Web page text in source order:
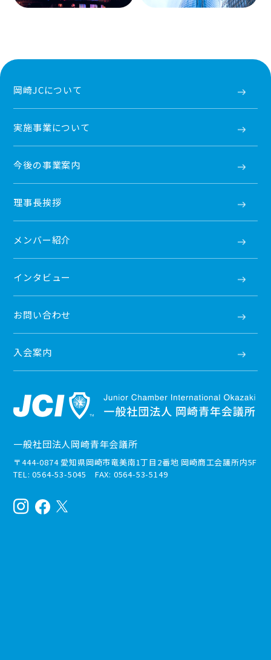
岡崎JCについて
実施事業について
今後の事業案内
理事長挨拶
メンバー紹介
インタビュー
お問い合わせ
入会案内
一般社団法人岡崎青年会議所
〒444-0874 愛知県岡崎市竜美南1丁目2番地 岡崎商工会議所内5F
TEL: 0564-53-5045 FAX: 0564-53-5149